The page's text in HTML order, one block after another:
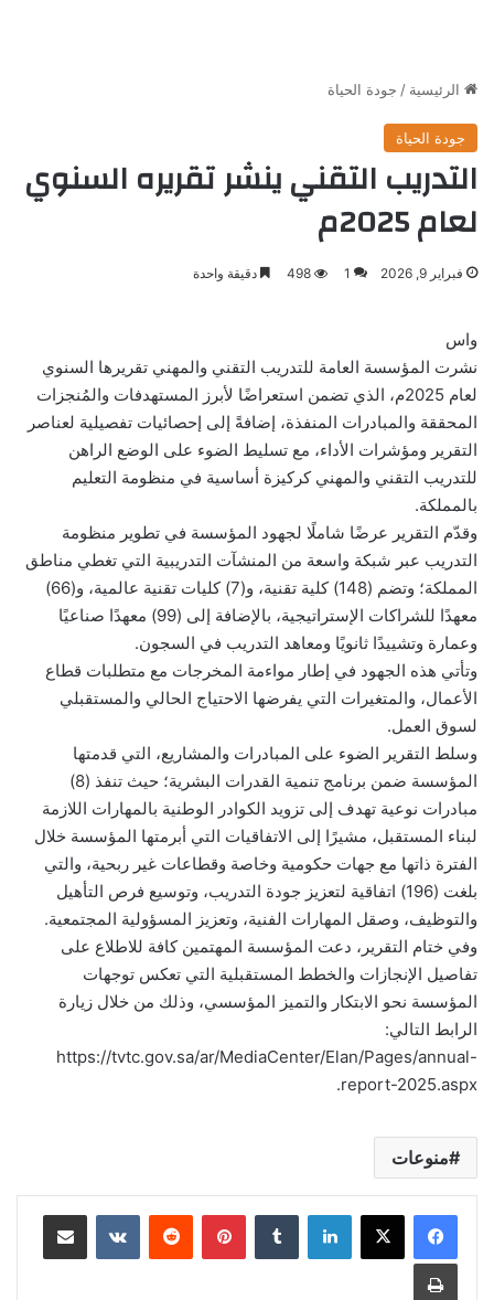
الرئيسية / جودة الحياة
جودة الحياة
التدريب التقني ينشر تقريره السنوي
لعام 2025م
فبراير 9, 2026 1
498 دقيقة واحدة
واس
نشرت المؤسسة العامة للتدريب التقني والمهني تقريرها السنوي
لعام 2025م، الذي تضمن استعراضًا لأبرز المستهدفات والمُنجزات
المحققة والمبادرات المنفذة، إضافةً إلى إحصائيات تفصيلية لعناصر
التقرير ومؤشرات الأداء، مع تسليط الضوء على الوضع الراهن
للتدريب التقني والمهني كركيزة أساسية في منظومة التعليم
بالمملكة.
وقدّم التقرير عرضًا شاملًا لجهود المؤسسة في تطوير منظومة
التدريب عبر شبكة واسعة من المنشآت التدريبية التي تغطي مناطق
المملكة؛ وتضم (148) كلية تقنية، و(7) كليات تقنية عالمية، و(66)
معهدًا للشراكات الإستراتيجية، بالإضافة إلى (99) معهدًا صناعيًا
وعمارة وتشييدًا ثانويًا ومعاهد التدريب في السجون.
وتأتي هذه الجهود في إطار مواءمة المخرجات مع متطلبات قطاع
الأعمال، والمتغيرات التي يفرضها الاحتياج الحالي والمستقبلي
لسوق العمل.
وسلط التقرير الضوء على المبادرات والمشاريع، التي قدمتها
المؤسسة ضمن برنامج تنمية القدرات البشرية؛ حيث تنفذ (8)
مبادرات نوعية تهدف إلى تزويد الكوادر الوطنية بالمهارات اللازمة
لبناء المستقبل، مشيرًا إلى الاتفاقيات التي أبرمتها المؤسسة خلال
الفترة ذاتها مع جهات حكومية وخاصة وقطاعات غير ربحية، والتي
بلغت (196) اتفاقية لتعزيز جودة التدريب، وتوسيع فرص التأهيل
والتوظيف، وصقل المهارات الفنية، وتعزيز المسؤولية المجتمعية.
وفي ختام التقرير، دعت المؤسسة المهتمين كافة للاطلاع على
تفاصيل الإنجازات والخطط المستقبلية التي تعكس توجهات
المؤسسة نحو الابتكار والتميز المؤسسي، وذلك من خلال زيارة
الرابط التالي:
https://tvtc.gov.sa/ar/MediaCenter/Elan/Pages/annual-
report-2025.aspx.
منوعات
لينكدإن بينتيريست